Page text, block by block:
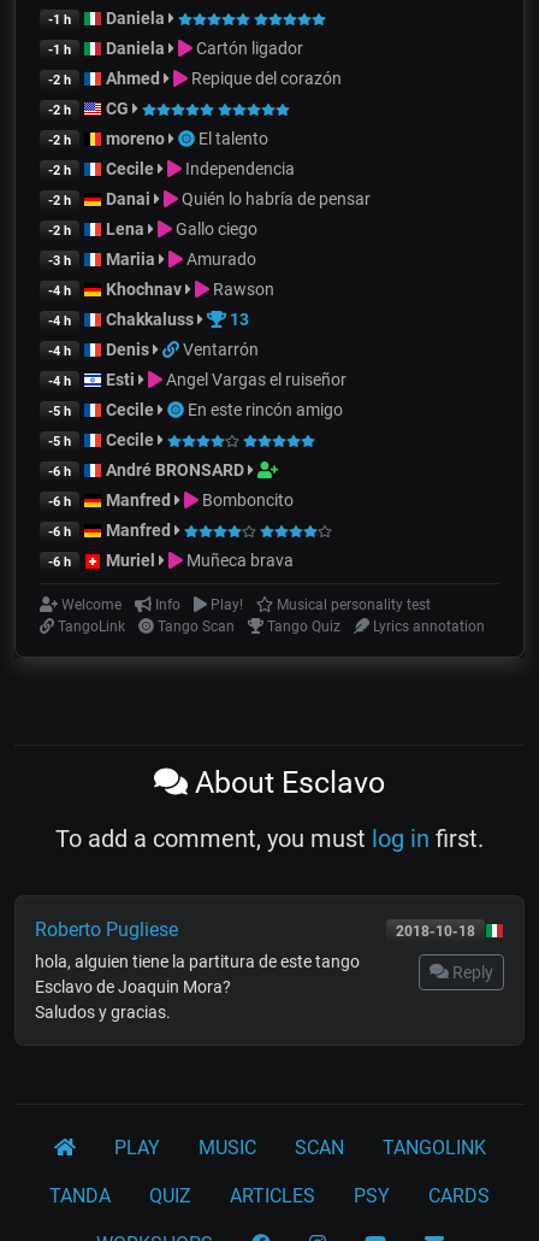
-1 h Daniela
-1 h Daniela Cartón ligador
-2 h Ahmed Repique del corazón
-2 h CG
-2 h moreno El talento
-2 h Cecile Independencia
-2 h Danai Quién lo habría de pensar
-2 h Lena Gallo ciego
-3 h Mariia Amurado
-4 h Khochnav Rawson
-4 h Chakkaluss 13
-4 h Denis Ventarrón
-4 h Esti Angel Vargas el ruiseñor
-5 h Cecile En este rincón amigo
-5 h Cecile
-6 h André BRONSARD
-6 h Manfred Bomboncito
-6 h Manfred
-6 h Muriel Muñeca brava
Welcome Info Play!
Musical personality test
TangoLink
Tango Scan Tango Quiz Lyrics annotation
About Esclavo
To add a comment, you must log in first.
2018-10-18
Roberto Pugliese
Reply
hola, alguien tiene la partitura de este tango
Esclavo de Joaquin Mora?
Saludos y gracias.
PLAY MUSIC SCAN TANGOLINK
TANDA QUIZ ARTICLES PSY CARDS